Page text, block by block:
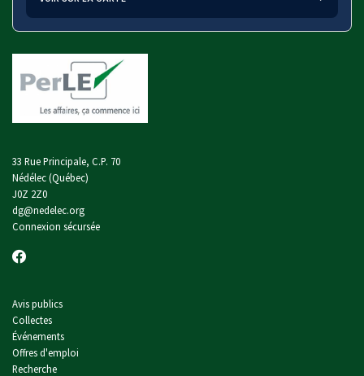
33 Rue Principale, C.P. 70
Nédélec (Québec)
J0Z 2Z0
dg@nedelec.org
Connexion sécursée
Avis publics
Collectes
Événements
Offres d'emploi
Recherche